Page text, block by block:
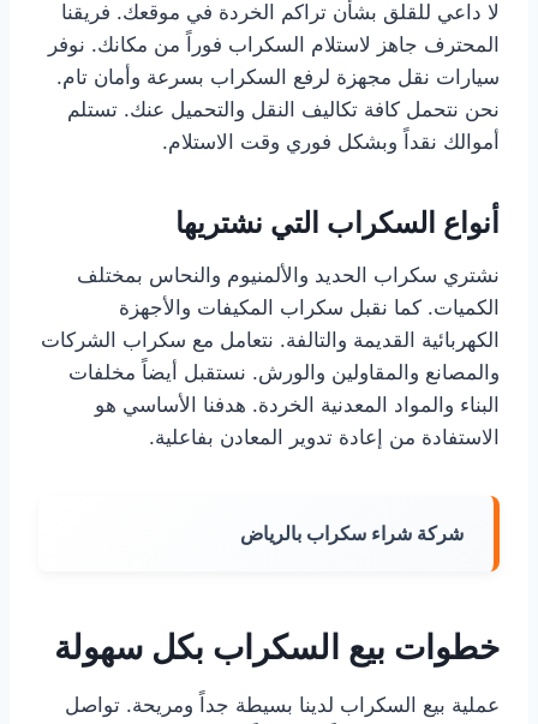
لا داعي للقلق بشأن تراكم الخردة في موقعك. فريقنا
المحترف جاهز لاستلام السكراب فوراً من مكانك. نوفر
سيارات نقل مجهزة لرفع السكراب بسرعة وأمان تام.
نحن نتحمل كافة تكاليف النقل والتحميل عنك. تستلم
أموالك نقداً وبشكل فوري وقت الاستلام.
أنواع السكراب التي نشتريها
نشتري سكراب الحديد والألمنيوم والنحاس بمختلف
الكميات. كما نقبل سكراب المكيفات والأجهزة
الكهربائية القديمة والتالفة. نتعامل مع سكراب الشركات
والمصانع والمقاولين والورش. نستقبل أيضاً مخلفات
البناء والمواد المعدنية الخردة. هدفنا الأساسي هو
الاستفادة من إعادة تدوير المعادن بفاعلية.
شركة شراء سكراب بالرياض
خطوات بيع السكراب بكل سهولة
عملية بيع السكراب لدينا بسيطة جداً ومريحة. تواصل